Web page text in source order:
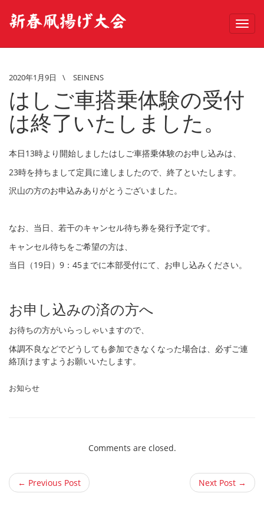
2020年1月9日 \ SEINENS
はしご車搭乗体験の受付
は終了いたしました。
本日13時より開始しましたはしご車搭乗体験のお申し込みは、
23時を持ちまして定員に達しましたので、終了といたします。
沢山の方のお申込みありがとうございました。
なお、当日、若干のキャンセル待ち券を発行予定です。
キャンセル待ちをご希望の方は、
当日（19日）9：45までに本部受付にて、お申し込みください。
お申し込みの済の方へ
お待ちの方がいらっしゃいますので、
体調不良などでどうしても参加できなくなった場合は、必ずご連
絡頂けますようお願いいたします。
お知らせ
Comments are closed.
← Previous Post Next Post →